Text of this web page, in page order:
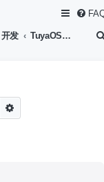
发 TuyaOS-Matter 开发
Search